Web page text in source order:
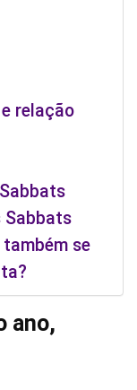
relação
Sabbats
se
ano,